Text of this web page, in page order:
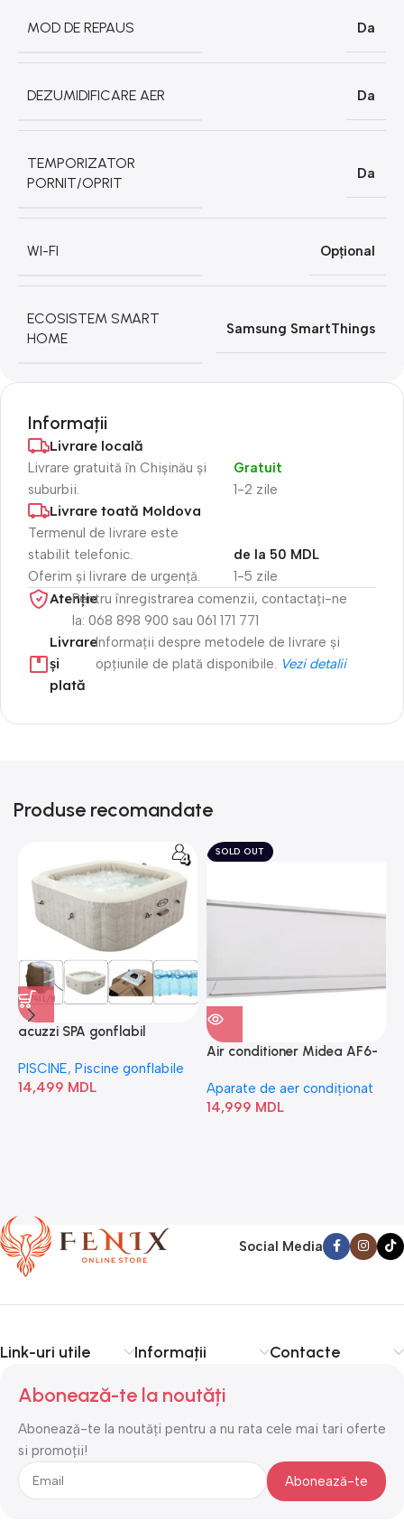
MOD DE REPAUS Da
DEZUMIDIFICARE AER Da
TEMPORIZATOR
PORNIT/OPRIT
Da
WI-FI Opțional
ECOSISTEM SMART
HOME
Samsung SmartThings
Informații
Livrare locală
Livrare gratuită în Chișinău și
suburbii.
1-2 zile
Gratuit
Livrare toată Moldova
Termenul de livrare este
stabilit telefonic.
Oferim și livrare de urgență.
1-5 zile
de la 50 MDL
Atenție​Pentru înregistrarea comenzii, contactați-ne
la: 068 898 900 sau 061 171 771
Livrare
și
plată
Informații despre metodele de livrare și
opțiunile de plată disponibile. Vezi detalii
Produse recomandate
acuzzi SPA gonflabil
Bubble” 28446
PISCINE, Piscine gonflabile
14,499 MDL
SOLD OUT
Air conditioner Midea AF6-
Aparate de aer condiționat
14,999 MDL
Social Media
Link-uri utile Informații Contacte
Abonează-te la noutăți
Abonează-te la noutăți pentru a nu rata cele mai tari oferte
si promoții!